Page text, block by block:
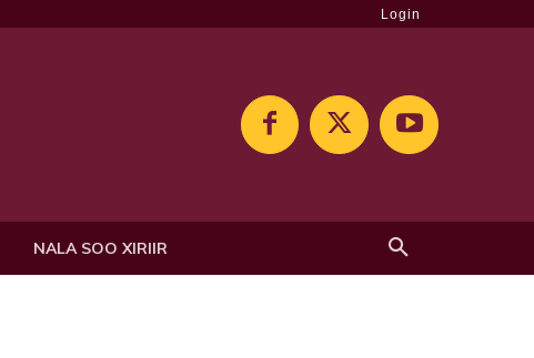
Login
NALA SOO XIRIIR